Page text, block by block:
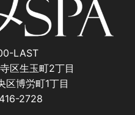
LAST
区生玉町2丁目
区博労町1丁目
2728